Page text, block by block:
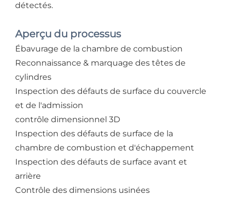
détectés.
Aperçu du processus
Ébavurage de la chambre de combustion
Reconnaissance & marquage des têtes de
cylindres
Inspection des défauts de surface du couvercle
et de l'admission
contrôle dimensionnel 3D
Inspection des défauts de surface de la
chambre de combustion et d'échappement
Inspection des défauts de surface avant et
arrière
Contrôle des dimensions usinées